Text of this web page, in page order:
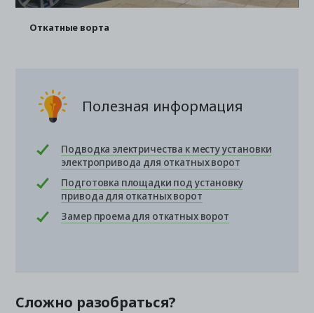
Откатные ворта
Полезная информация
Подводка электричества к месту установки
электропривода для откатных ворот
Подготовка площадки под установку
привода для откатных ворот
Замер проема для откатных ворот
Сложно разобраться?